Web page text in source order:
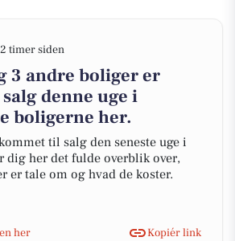
2 timer siden
3 andre boliger er
denne uge i
boligerne her.
til salg den seneste uge i
dig her det fulde overblik over,
er tale om og hvad de koster.
her
Kopiér link